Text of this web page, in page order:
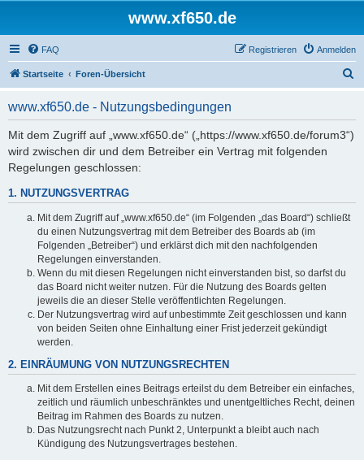
www.xf650.de
FAQ Anmelden
Registrieren
Startseite Foren-Übersicht
www.xf650.de - Nutzungsbedingungen
Mit dem Zugriff auf „www.xf650.de“ („https://www.xf650.de/forum3“)
wird zwischen dir und dem Betreiber ein Vertrag mit folgenden
Regelungen geschlossen:
1. NUTZUNGSVERTRAG
Mit dem Zugriff auf „www.xf650.de“ (im Folgenden „das Board“) schließt
du einen Nutzungsvertrag mit dem Betreiber des Boards ab (im
Folgenden „Betreiber“) und erklärst dich mit den nachfolgenden
Regelungen einverstanden.
Wenn du mit diesen Regelungen nicht einverstanden bist, so darfst du
das Board nicht weiter nutzen. Für die Nutzung des Boards gelten
jeweils die an dieser Stelle veröffentlichten Regelungen.
Der Nutzungsvertrag wird auf unbestimmte Zeit geschlossen und kann
von beiden Seiten ohne Einhaltung einer Frist jederzeit gekündigt
werden.
2. EINRÄUMUNG VON NUTZUNGSRECHTEN
Mit dem Erstellen eines Beitrags erteilst du dem Betreiber ein einfaches,
zeitlich und räumlich unbeschränktes und unentgeltliches Recht, deinen
Beitrag im Rahmen des Boards zu nutzen.
Das Nutzungsrecht nach Punkt 2, Unterpunkt a bleibt auch nach
Kündigung des Nutzungsvertrages bestehen.